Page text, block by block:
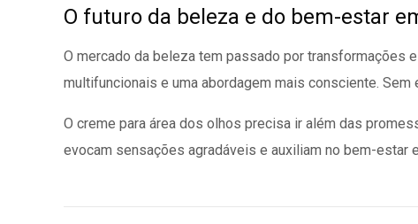
O futuro da beleza e do bem-estar
O mercado da beleza tem passado por transformações
multifuncionais e uma abordagem mais consciente.
O creme para área dos olhos precisa ir além das
evocam sensações agradáveis e auxiliam no bem-